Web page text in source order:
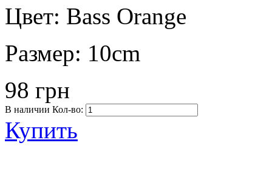
Цвет: Bass Orange
Размер: 10cm
98 грн
В наличии Кол-во:
Купить